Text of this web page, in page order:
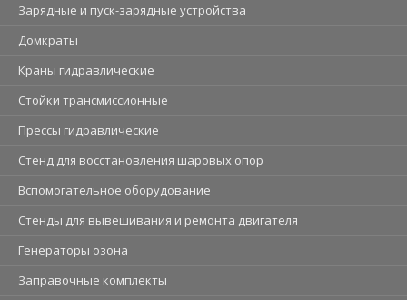
Зарядные и пуск-зарядные устройства
Домкраты
Краны гидравлические
Стойки трансмиссионные
Прессы гидравлические
Стенд для восстановления шаровых опор
Вспомогательное оборудование
Стенды для вывешивания и ремонта двигателя
Генераторы озона
Заправочные комплекты